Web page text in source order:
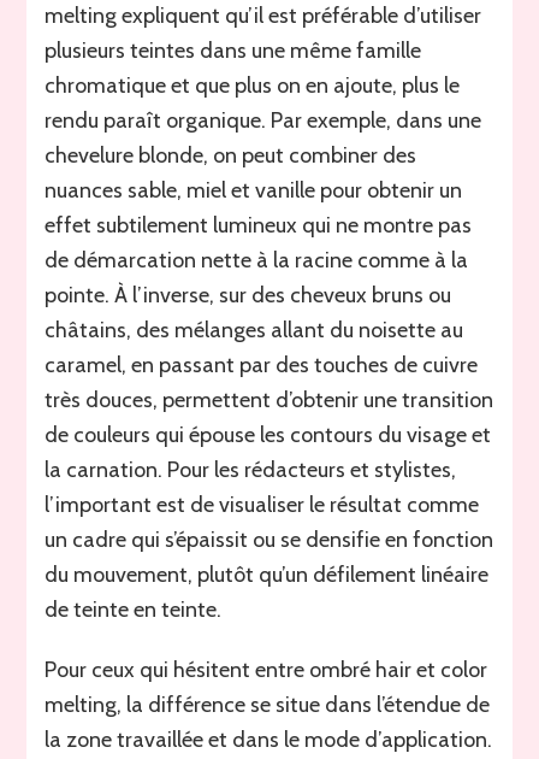
melting expliquent qu’il est préférable d’utiliser
plusieurs teintes dans une même famille
chromatique et que plus on en ajoute, plus le
rendu paraît organique. Par exemple, dans une
chevelure blonde, on peut combiner des
nuances sable, miel et vanille pour obtenir un
effet subtilement lumineux qui ne montre pas
de démarcation nette à la racine comme à la
pointe. À l’inverse, sur des cheveux bruns ou
châtains, des mélanges allant du noisette au
caramel, en passant par des touches de cuivre
très douces, permettent d’obtenir une transition
de couleurs qui épouse les contours du visage et
la carnation. Pour les rédacteurs et stylistes,
l’important est de visualiser le résultat comme
un cadre qui s’épaissit ou se densifie en fonction
du mouvement, plutôt qu’un défilement linéaire
de teinte en teinte.
Pour ceux qui hésitent entre ombré hair et color
melting, la différence se situe dans l’étendue de
la zone travaillée et dans le mode d’application.